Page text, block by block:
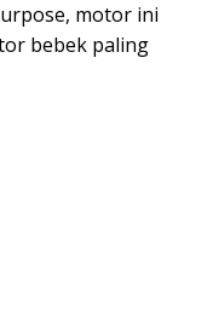
motor ini
bebek paling